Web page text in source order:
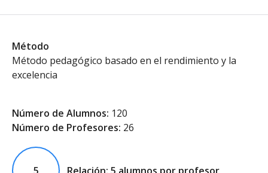
Método
Método pedagógico basado en el rendimiento y la
excelencia
Número de Alumnos: 120
Número de Profesores: 26